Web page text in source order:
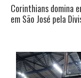
Corinthians domina
em São José pela